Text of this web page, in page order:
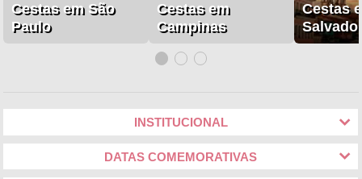
Cestas em São
Paulo
Cestas em
Campinas
Cestas
INSTITUCIONAL
DATAS COMEMORATIVAS